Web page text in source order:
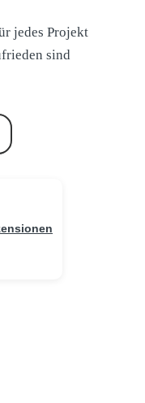
jedes Projekt
sind